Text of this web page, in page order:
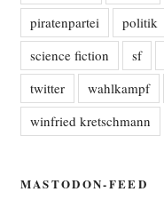
piratenpartei
politik
science fiction
sf
twitter
wahlkampf
winfried kretschmann
MASTODON-FEED